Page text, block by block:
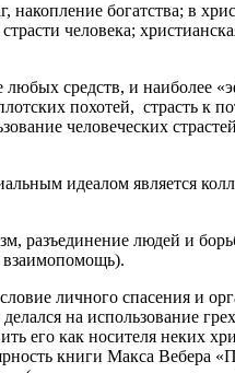
богатства; в
человека;
любых средств, и наиболее
похотей, страсть
человеческих
идеалом является
разъединение людей и
взаимопомощь).
личного спасения и
на использование
его как носителя неких
книги Макса Вебера